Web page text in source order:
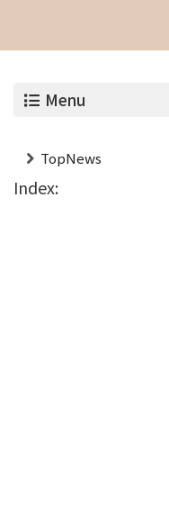
Menu
TopNews
Index: